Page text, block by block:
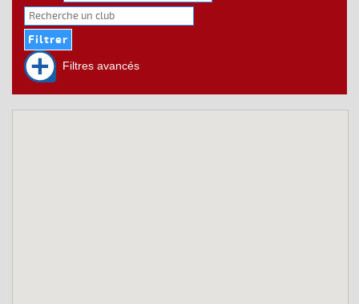
Filtres avancés